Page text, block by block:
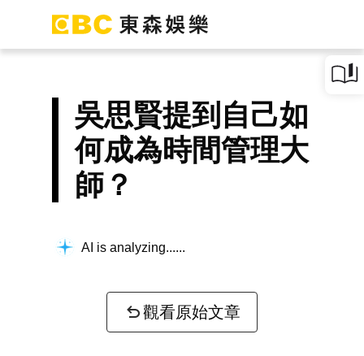
吳思賢提到自己如
何成為時間管理大
師？
AI is analyzing...
觀看原始文章